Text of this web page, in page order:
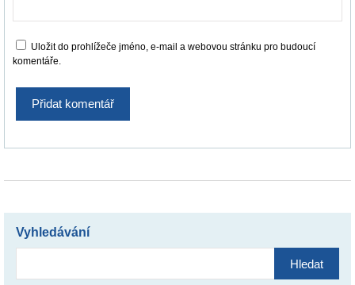
Uložit do prohlížeče jméno, e-mail a webovou stránku pro budoucí
komentáře.
Vyhledávání